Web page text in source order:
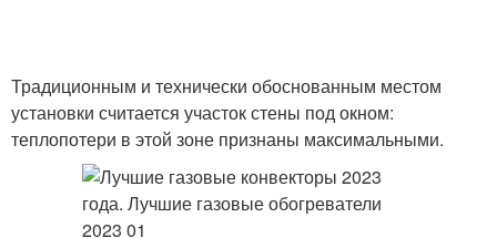
Традиционным и технически обоснованным местом
установки считается участок стены под окном:
теплопотери в этой зоне признаны максимальными.